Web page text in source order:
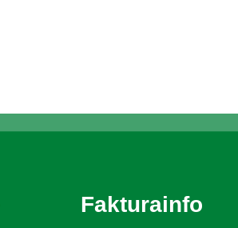
Fakturainfo